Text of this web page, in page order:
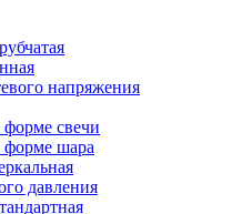
напряжения
свечи
форме шара
давления